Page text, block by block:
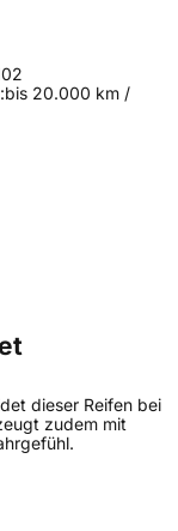
bis 20.000 km /
dieser Reifen bei
zudem mit